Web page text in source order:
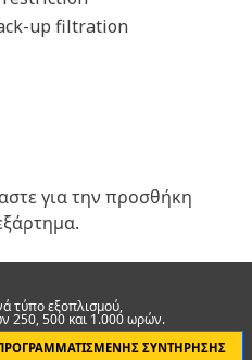
up filtration
για την προσθήκη
τύπο εξοπλισμού,
250, 500 και 1.000 ωρών.
ΣΥΝΤΉΡΗΣΗΣ